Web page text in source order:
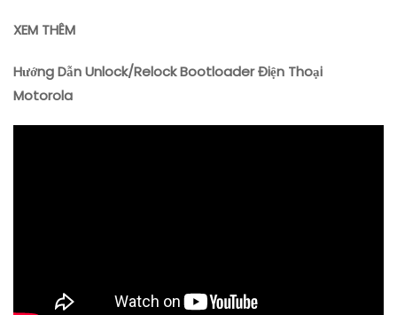
XEM THÊM
Hướng Dẫn Unlock/Relock Bootloader Điện Thoại
Motorola